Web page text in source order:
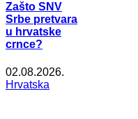
Zašto SNV
Srbe pretvara
u hrvatske
crnce?
02.08.2026.
Hrvatska